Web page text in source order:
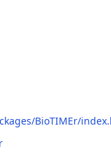
BioTIMEr/